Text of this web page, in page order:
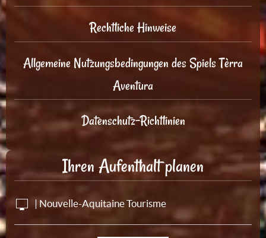
Rechtliche Hinweise
Allgemeine Nutzungsbedingungen des Spiels Tèrra
Aventura
Datenschutz-Richtlinien
Ihren Aufenthalt planen
| Nouvelle-Aquitaine Tourisme